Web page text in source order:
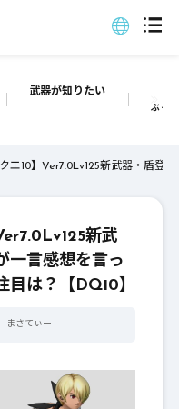
武器が知りたい
ぶっ
クエ10】Ver7.0Lv125新武器・盾登
新武
一言感想を言っ
目は？【DQ10】
まさてぃー